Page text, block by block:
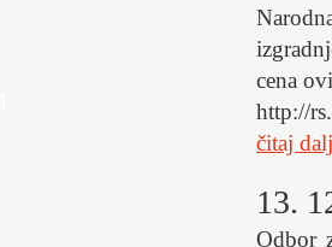
cena
http://
čitaj
13.
Odbor